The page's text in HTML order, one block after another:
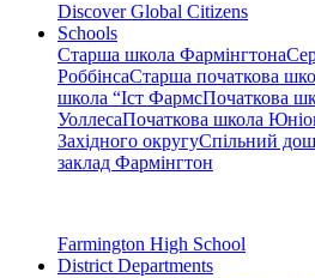
Discover Global Citizens
Schools
Старша школа Фармінгтона
РоббінсаСтарша початкова
школа “Іст ФармсПочаткова
УоллесаПочаткова школа
Західного округуСпільний
заклад Фармінгтон
Farmington High School
District Departments